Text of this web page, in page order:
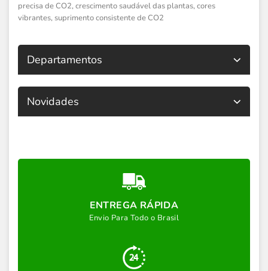
precisa de CO2, crescimento saudável das plantas, cores
vibrantes, suprimento consistente de CO2
Departamentos
Novidades
ENTREGA RÁPIDA
Envio Para Todo o Brasil